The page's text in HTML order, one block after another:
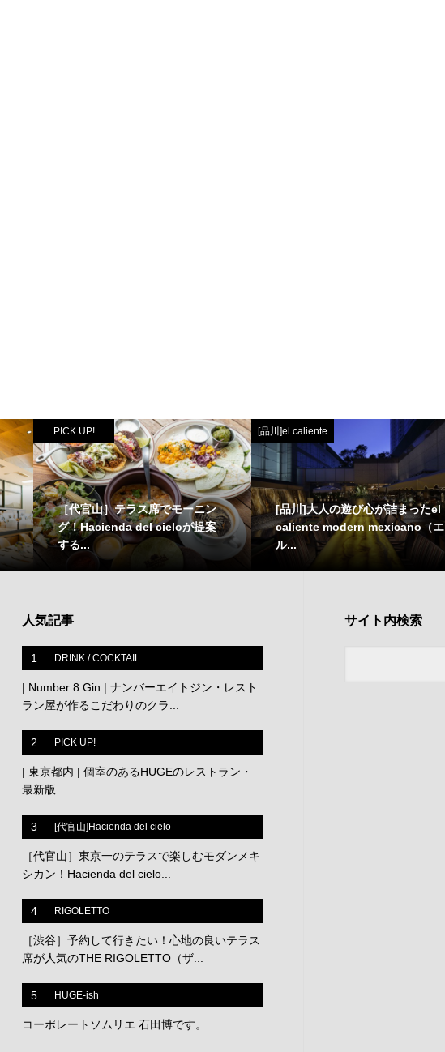
PICK UP!
［代官山］テラス席でモーニン
グ！Hacienda del cieloが提案
する...
[品川]el caliente
[品川]大人の遊び心が詰まったel
caliente modern mexicano（エ
ル...
人気記事
1 DRINK / COCKTAIL
| Number 8 Gin | ナンバーエイトジン・レスト
ラン屋が作るこだわりのクラ...
2 PICK UP!
| 東京都内 | 個室のあるHUGEのレストラン・
最新版
3 [代官山]Hacienda del cielo
［代官山］東京一のテラスで楽しむモダンメキ
シカン！Hacienda del cielo...
4 RIGOLETTO
［渋谷］予約して行きたい！心地の良いテラス
席が人気のTHE RIGOLETTO（ザ...
5 HUGE-ish
コーポレートソムリエ 石田博です。
サイト内検索